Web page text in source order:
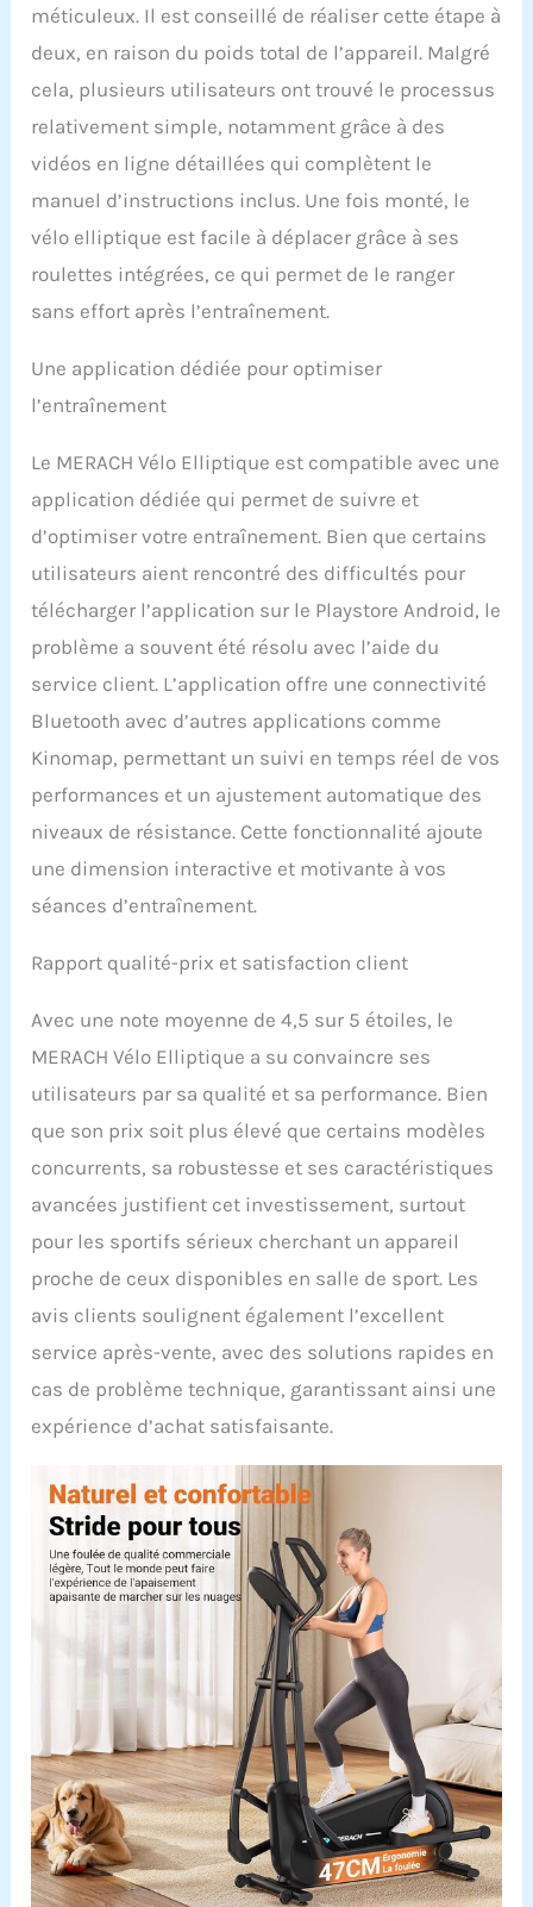
sprints intenses. Qualité
certifiée TÜV et
conformité UE : sécurité
sans compromis : l'E27
est entièrement certifié
(CE, RoHS et TUV
disponible). Testé dans
des laboratoires
renommés pour la
stabilité mécanique pour
une expérience
d'entraînement
20 dB : prêt à l'emploi en
80 %. Grâce à la dernière
commande magnétique,
le bruit de
fonctionnement reste
inférieur à 20 dB -
Entraînez-vous à tout
moment sans déranger
voisins. Service client à
vie en Europe : MERACH
technique à vie et un
service client européen
d'installation,
d'utilisation ou
aiderons à tout moment
de manière fiable et
méticuleux. Il est conseillé de réaliser cette étape à
deux, en raison du poids total de l’appareil. Malgré
cela, plusieurs utilisateurs ont trouvé le processus
relativement simple, notamment grâce à des
vidéos en ligne détaillées qui complètent le
manuel d’instructions inclus. Une fois monté, le
vélo elliptique est facile à déplacer grâce à ses
roulettes intégrées, ce qui permet de le ranger
sans effort après l’entraînement.
Une application dédiée pour optimiser
l’entraînement
Le MERACH Vélo Elliptique est compatible avec une
application dédiée qui permet de suivre et
d’optimiser votre entraînement. Bien que certains
utilisateurs aient rencontré des difficultés pour
télécharger l’application sur le Playstore Android, le
problème a souvent été résolu avec l’aide du
service client. L’application offre une connectivité
Bluetooth avec d’autres applications comme
Kinomap, permettant un suivi en temps réel de vos
performances et un ajustement automatique des
niveaux de résistance. Cette fonctionnalité ajoute
une dimension interactive et motivante à vos
séances d’entraînement.
Rapport qualité-prix et satisfaction client
Avec une note moyenne de 4,5 sur 5 étoiles, le
MERACH Vélo Elliptique a su convaincre ses
utilisateurs par sa qualité et sa performance. Bien
que son prix soit plus élevé que certains modèles
concurrents, sa robustesse et ses caractéristiques
avancées justifient cet investissement, surtout
pour les sportifs sérieux cherchant un appareil
proche de ceux disponibles en salle de sport. Les
avis clients soulignent également l’excellent
service après-vente, avec des solutions rapides en
cas de problème technique, garantissant ainsi une
expérience d’achat satisfaisante.